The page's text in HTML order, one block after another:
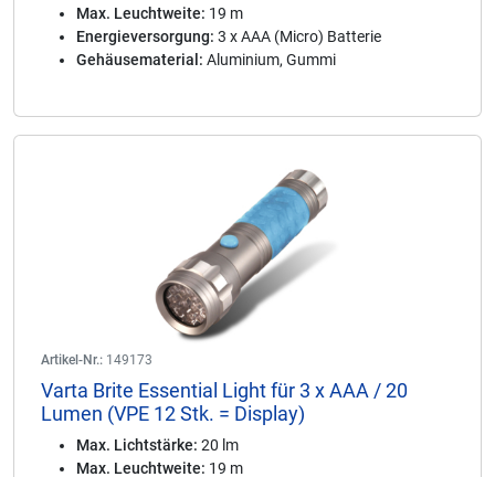
Max. Leuchtweite: 19 m
Energieversorgung: 3 x AAA (Micro) Batterie
Gehäusematerial: Aluminium, Gummi
Artikel-Nr.: 149173
Varta Brite Essential Light für 3 x AAA / 20
Lumen (VPE 12 Stk. = Display)
Max. Lichtstärke: 20 lm
Max. Leuchtweite: 19 m